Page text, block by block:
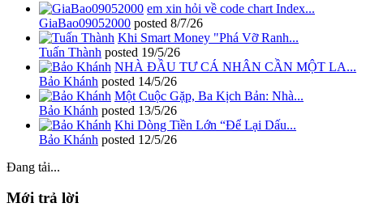
em xin hỏi về code chart Index...
GiaBao09052000 posted 8/7/26
Khi Smart Money "Phá Vỡ Ranh...
Tuấn Thành posted 19/5/26
NHÀ ĐẦU TƯ CÁ NHÂN CẦN MỘT LA...
Bảo Khánh posted 14/5/26
Một Cuộc Gặp, Ba Kịch Bản: Nhà...
Bảo Khánh posted 13/5/26
Khi Dòng Tiền Lớn “Để Lại Dấu...
Bảo Khánh posted 12/5/26
Đang tải...
Mới trả lời